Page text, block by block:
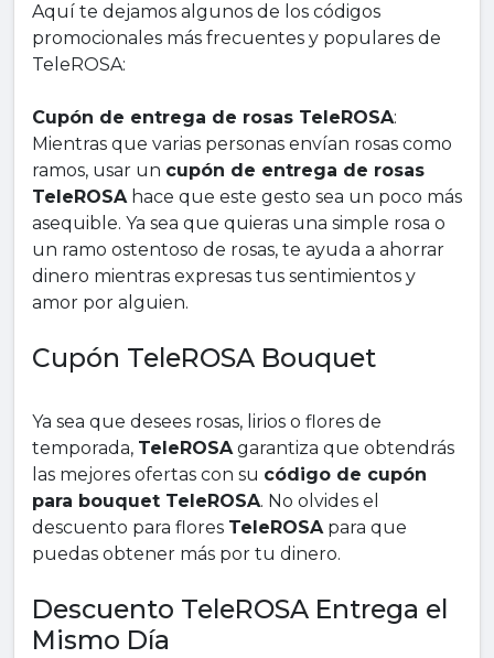
Aquí te dejamos algunos de los códigos
promocionales más frecuentes y populares de
TeleROSA:
Cupón de entrega de rosas TeleROSA:
Mientras que varias personas envían rosas como
ramos, usar un cupón de entrega de rosas
TeleROSAhace que este gesto sea un poco más
asequible. Ya sea que quieras una simple rosa o
un ramo ostentoso de rosas, te ayuda a ahorrar
dinero mientras expresas tus sentimientos y
amor por alguien.
Cupón TeleROSA Bouquet
Ya sea que desees rosas, lirios o flores de
temporada, TeleROSAgarantiza que obtendrás
las mejores ofertas con su código de cupón
para bouquet TeleROSA. No olvides el
descuento para flores TeleROSApara que
puedas obtener más por tu dinero.
Descuento TeleROSA Entrega el
Mismo Día